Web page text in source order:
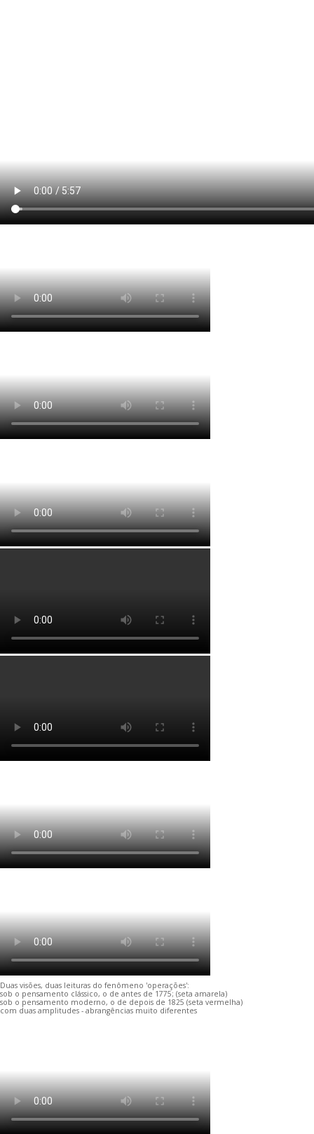
Duas visões, duas leituras do fenômeno 'operações':
sob o pensamento clássico, o de antes de 1775; (seta amarela)
sob o pensamento moderno, o de depois de 1825 (seta vermelha)
com duas amplitudes - abrangências muito diferentes